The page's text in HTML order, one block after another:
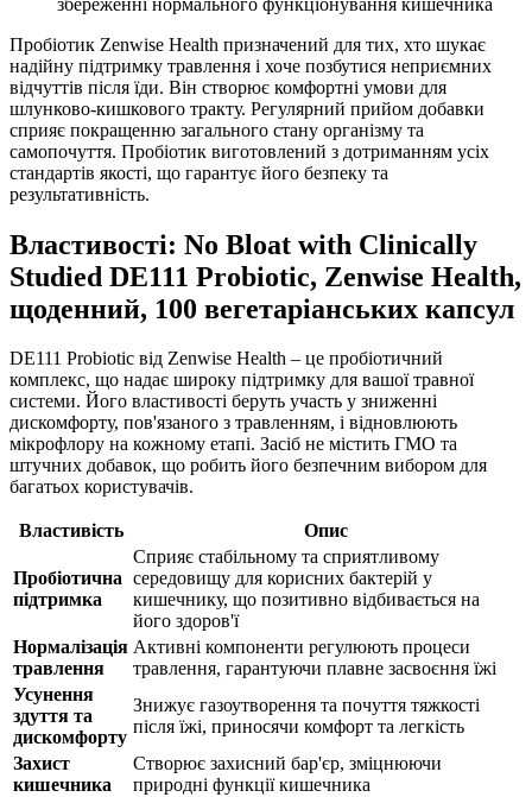
Пробіотик Zenwise Health призначений для тих, хто шукає
надійну підтримку травлення і хоче позбутися неприємних
відчуттів після їди. Він створює комфортні умови для
шлунково-кишкового тракту. Регулярний прийом добавки
сприяє покращенню загального стану організму та
самопочуття. Пробіотик виготовлений з дотриманням усіх
стандартів якості, що гарантує його безпеку та
результативність.
Властивості: No Bloat with Clinically
Studied DE111 Probiotic, Zenwise Health,
щоденний, 100 вегетаріанських капсул
DE111 Probiotic від Zenwise Health – це пробіотичний
комплекс, що надає широку підтримку для вашої травної
системи. Його властивості беруть участь у зниженні
дискомфорту, пов'язаного з травленням, і відновлюють
мікрофлору на кожному етапі. Засіб не містить ГМО та
штучних добавок, що робить його безпечним вибором для
багатьох користувачів.
Властивість Опис
Пробіотична
підтримка
Сприяє стабільному та сприятливому
середовищу для корисних бактерій у
кишечнику, що позитивно відбивається на
його здоров'ї
Нормалізація
травлення
Активні компоненти регулюють процеси
травлення, гарантуючи плавне засвоєння їжі
Усунення
здуття та
дискомфорту
Знижує газоутворення та почуття тяжкості
після їжі, приносячи комфорт та легкість
Захист
кишечника
Створює захисний бар'єр, зміцнюючи
природні функції кишечника